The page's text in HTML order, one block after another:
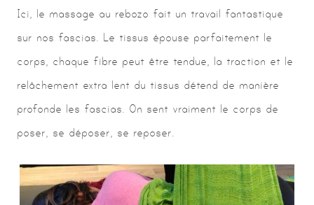
Ici, le massage au rebozo fait un travail fantastique
sur nos fascias. Le tissus épouse parfaitement le
corps, chaque fibre peut être tendue, la traction et le
relâchement extra lent du tissus détend de manière
profonde les fascias. On sent vraiment le corps de
poser, se déposer, se reposer.